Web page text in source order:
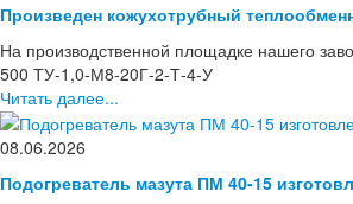
Произведен кожухотрубный
На производственной площадке нашего
500 ТУ-1,0-М8-20Г-2-Т-4-У
Читать далее...
08.06.2026
Подогреватель мазута ПМ 40-15